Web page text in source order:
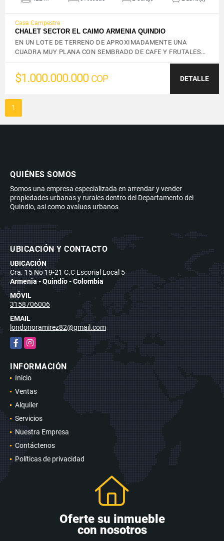
Casa Campestre
CHALET SECTOR EL CAIMO ARMENIA QUINDIO
EN UN LOTE DE TERRENO DE APROXIMADAMENTE UNA
CUADRA MUY PLANA CON SEMBRADO DE CAFE Y FRUTALES…
$1.000.000.000 COP DETALLE
1
QUIÉNES SOMOS
Somos una empresa especializada en arrendar y vender
propiedades urbanas y rurales dentro del Departamento del
Quindio, asi como avaluos urbanos
UBICACIÓN Y CONTACTO
UBICACIÓN
Cra. 15 No 19-21 C.C Escorial Local 5
Armenia - Quindío - Colombia
MÓVIL
3158706006
EMAIL
londonoramirez82@gmail.com
FacebookInstagram
INFORMACIÓN
Inicio
Ventas
Alquiler
Servicios
Nuestra Empresa
Contáctenos
Políticas de privacidad
Oferte su inmueble
con nosotros